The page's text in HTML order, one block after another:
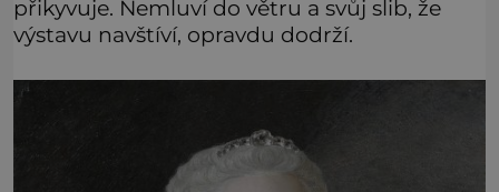
přikyvuje. Nemluví do větru a svůj slib, že
výstavu navštíví, opravdu dodrží.